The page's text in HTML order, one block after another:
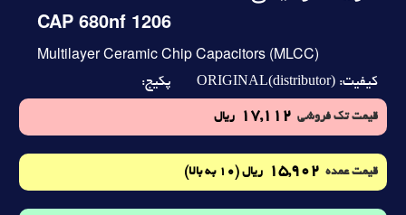
CAP 680nf 1206
Multilayer Ceramic Chip Capacitors (MLCC)
کیفیت: ORIGINAL(distributor) پکیج:
قیمت تک فروشی 17,112 ریال
قیمت عمده 15,902 ریال (10 به بالا)